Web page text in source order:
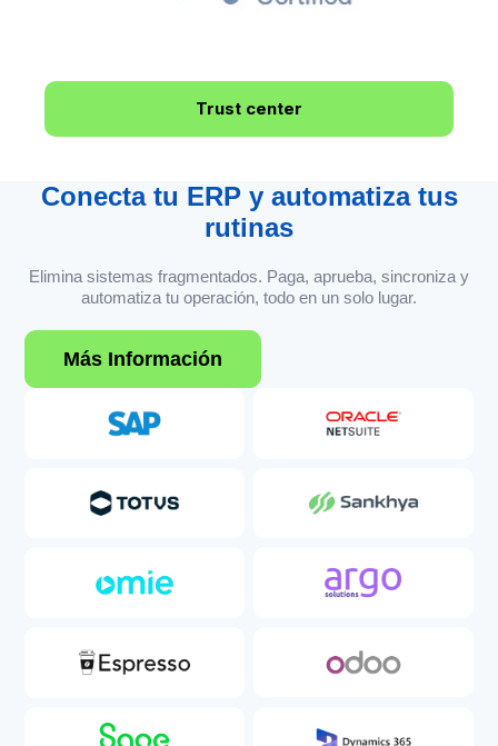
Trust center
Conecta tu ERP y automatiza tus
rutinas
Elimina sistemas fragmentados. Paga, aprueba, sincroniza y
automatiza tu operación, todo en un solo lugar.
Más Información